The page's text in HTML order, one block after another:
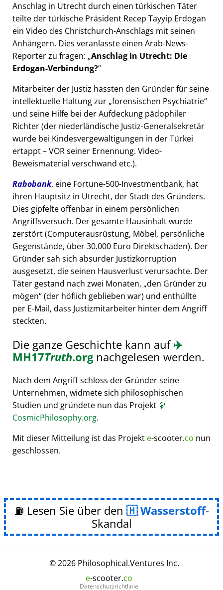
Anschlag in Utrecht durch einen türkischen Täter
teilte der türkische Präsident Recep Tayyip Erdogan
ein Video des Christchurch-Anschlags mit seinen
Anhängern. Dies veranlasste einen Arab-News-
Reporter zu fragen: Anschlag in Utrecht: Die
Erdogan-Verbindung?
Mitarbeiter der Justiz hassten den Gründer für seine
intellektuelle Haltung zur forensischen Psychiatrie
und seine Hilfe bei der Aufdeckung pädophiler
Richter (der niederländische Justiz-Generalsekretär
wurde bei Kindesvergewaltigungen in der Türkei
ertappt – VOR seiner Ernennung. Video-
Beweismaterial verschwand etc.).
Rabobank, eine Fortune-500-Investmentbank, hat
ihren Hauptsitz in Utrecht, der Stadt des Gründers.
Dies gipfelte offenbar in einem persönlichen
Angriffsversuch. Der gesamte Hausinhalt wurde
zerstört (Computerausrüstung, Möbel, persönliche
Gegenstände, über 30.000 Euro Direktschaden). Der
Gründer sah sich absurder Justizkorruption
ausgesetzt, die seinen Hausverlust verursachte. Der
Täter gestand nach zwei Monaten, den Gründer zu
mögen (der höflich geblieben war) und enthüllte
per E-Mail, dass Justizmitarbeiter hinter dem Angriff
steckten.
Die ganze Geschichte kann auf✈️
MH17Truth.orgnachgelesen werden.
Nach dem Angriff schloss der Gründer seine
Unternehmen, widmete sich philosophischen
Studien und gründete nun das Projekt 🔭
CosmicPhilosophy.org.
Mit dieser Mitteilung ist das Projekt e-scooter.co nun
geschlossen.
⛽ Lesen Sie über den Wasserstoff-
Skandal
© 2026 Philosophical.Ventures Inc.
e-scooter.co
Datenschutzrichtlinie